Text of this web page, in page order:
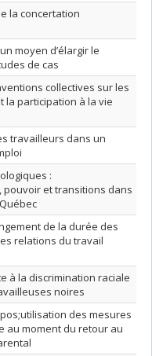
la concertation
moyen d’élargir le
de cas
collectives sur les
la participation à la vie
travailleurs dans un
:
et transitions dans
de la durée des
relations du travail
à la discrimination raciale
noires
des mesures
au moment du retour au